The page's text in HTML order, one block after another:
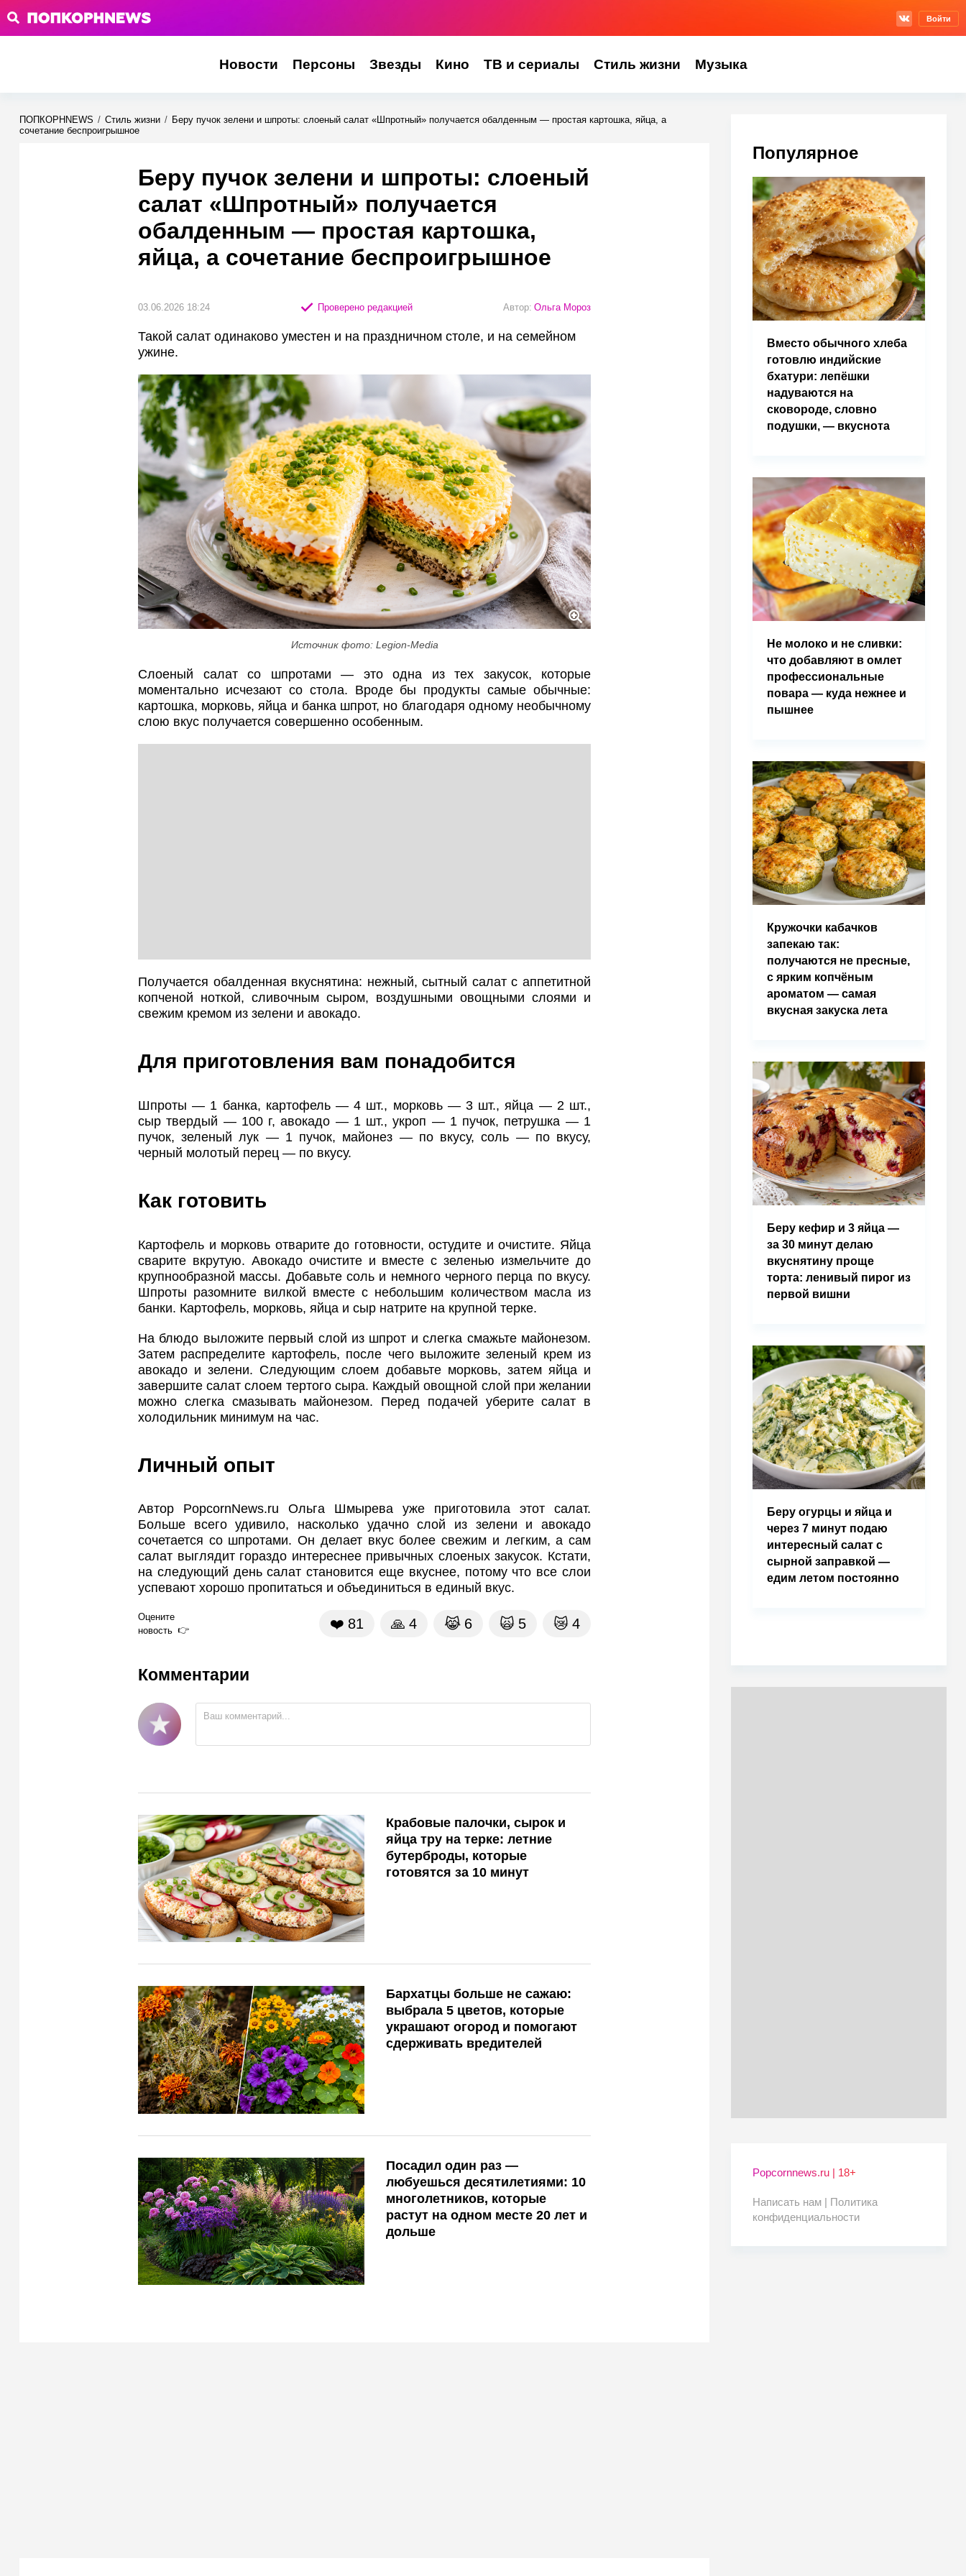
Войти
Новости Персоны Звезды Кино ТВ и сериалы Стиль жизни Музыка
ПОПКОРНNEWS / Стиль жизни / Беру пучок зелени и шпроты: слоеный салат «Шпротный» получается обалденным — простая картошка, яйца, а
сочетание беспроигрышное
Беру пучок зелени и шпроты: слоеный
салат «Шпротный» получается
обалденным — простая картошка,
яйца, а сочетание беспроигрышное
03.06.2026 18:24 Проверено редакцией Автор: Ольга Мороз
Такой салат одинаково уместен и на праздничном столе, и на семейном
ужине.
Источник фото: Legion-Media
Слоеный салат со шпротами — это одна из тех закусок, которые
моментально исчезают со стола. Вроде бы продукты самые обычные:
картошка, морковь, яйца и банка шпрот, но благодаря одному необычному
слою вкус получается совершенно особенным.
Получается обалденная вкуснятина: нежный, сытный салат с аппетитной
копченой ноткой, сливочным сыром, воздушными овощными слоями и
свежим кремом из зелени и авокадо.
Для приготовления вам понадобится
Шпроты — 1 банка, картофель — 4 шт., морковь — 3 шт., яйца — 2 шт.,
сыр твердый — 100 г, авокадо — 1 шт., укроп — 1 пучок, петрушка — 1
пучок, зеленый лук — 1 пучок, майонез — по вкусу, соль — по вкусу,
черный молотый перец — по вкусу.
Как готовить
Картофель и морковь отварите до готовности, остудите и очистите. Яйца
сварите вкрутую. Авокадо очистите и вместе с зеленью измельчите до
крупнообразной массы. Добавьте соль и немного черного перца по вкусу.
Шпроты разомните вилкой вместе с небольшим количеством масла из
банки. Картофель, морковь, яйца и сыр натрите на крупной терке.
На блюдо выложите первый слой из шпрот и слегка смажьте майонезом.
Затем распределите картофель, после чего выложите зеленый крем из
авокадо и зелени. Следующим слоем добавьте морковь, затем яйца и
завершите салат слоем тертого сыра. Каждый овощной слой при желании
можно слегка смазывать майонезом. Перед подачей уберите салат в
холодильник минимум на час.
Личный опыт
Автор PopcornNews.ru Ольга Шмырева уже приготовила этот салат.
Больше всего удивило, насколько удачно слой из зелени и авокадо
сочетается со шпротами. Он делает вкус более свежим и легким, а сам
салат выглядит гораздо интереснее привычных слоеных закусок. Кстати,
на следующий день салат становится еще вкуснее, потому что все слои
успевают хорошо пропитаться и объединиться в единый вкус.
Оцените
новость
❤️ 81 🙏 4 😹 6 🙀 5 😿 4
Комментарии
Крабовые палочки, сырок и
яйца тру на терке: летние
бутерброды, которые
готовятся за 10 минут
Бархатцы больше не сажаю:
выбрала 5 цветов, которые
украшают огород и помогают
сдерживать вредителей
Посадил один раз —
любуешься десятилетиями: 10
многолетников, которые
растут на одном месте 20 лет и
дольше
Популярное
Вместо обычного хлеба
готовлю индийские
бхатури: лепёшки
надуваются на
сковороде, словно
подушки, — вкуснота
Не молоко и не сливки:
что добавляют в омлет
профессиональные
повара — куда нежнее и
пышнее
Кружочки кабачков
запекаю так:
получаются не пресные,
с ярким копчёным
ароматом — самая
вкусная закуска лета
Беру кефир и 3 яйца —
за 30 минут делаю
вкуснятину проще
торта: ленивый пирог из
первой вишни
Беру огурцы и яйца и
через 7 минут подаю
интересный салат с
сырной заправкой —
едим летом постоянно
Popcornnews.ru | 18+
Написать нам | Политика
конфиденциальности